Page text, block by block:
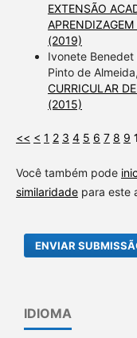
EXTENSÃO
(2019)
Ivonete Benedet
Pinto de Almeida,
CURRICULAR
(2015)
<< < 1 2 3 4 5 6 7 8 9
Você também pode
similaridadepara este
ENVIAR
IDIOMA